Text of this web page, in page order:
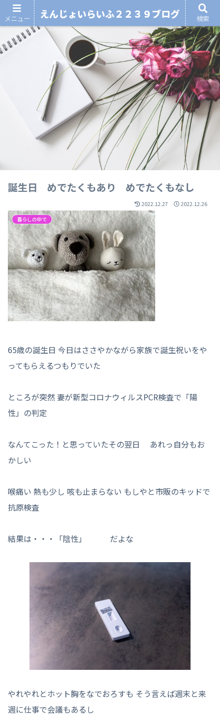
誕生日 めでたくもあり めでたくもなし
2022.12.27 2022.12.26
暮らしの中で
65歳の誕生日 今日はささやかながら家族で誕生祝いをや
ってもらえるつもりでいた
ところが突然 妻が新型コロナウィルスPCR検査で「陽
性」の判定
なんてこった！と思っていたその翌日 あれっ自分もお
かしい
喉痛い 熱も少し 咳も止まらない もしやと市販のキッドで
抗原検査
結果は・・・「陰性」 だよな
やれやれとホット胸をなでおろすも そう言えば週末と来
週に仕事で会議もあるし
メニュー えんじょいらいふ２２３９ブログ 検索